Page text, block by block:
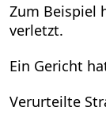
Zum Beispiel
verletzt.
Ein Gericht
Verurteilte